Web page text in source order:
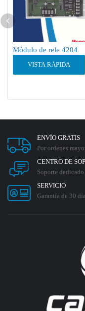
Módulo de rele 4204
VISTA RÁPIDA
ENVÍO GRATIS
Por ordenes
CENTRO DE
Soporte dedicado
SERVICIO
Garantía de 30